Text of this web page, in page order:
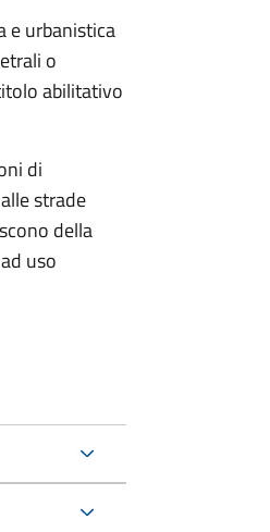
e urbanistica
o
abilitativo
di
strade
della
uso